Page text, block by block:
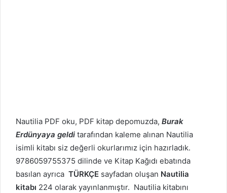
Nautilia PDF oku, PDF kitap depomuzda, Burak
Erdünyaya geldi tarafından kaleme alınan Nautilia
isimli kitabı siz değerli okurlarımız için hazırladık.
9786059755375 dilinde ve Kitap Kağıdı ebatında
basılan ayrıca TÜRKÇE sayfadan oluşan Nautilia
kitabı 224 olarak yayınlanmıştır. Nautilia kitabını